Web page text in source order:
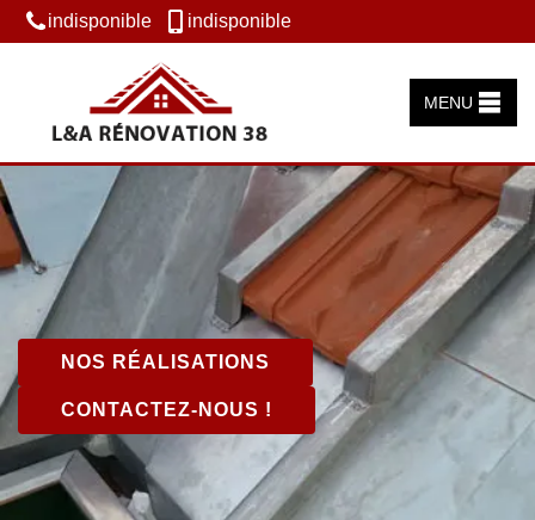
indisponible indisponible
MENU
NOS RÉALISATIONS
CONTACTEZ-NOUS !